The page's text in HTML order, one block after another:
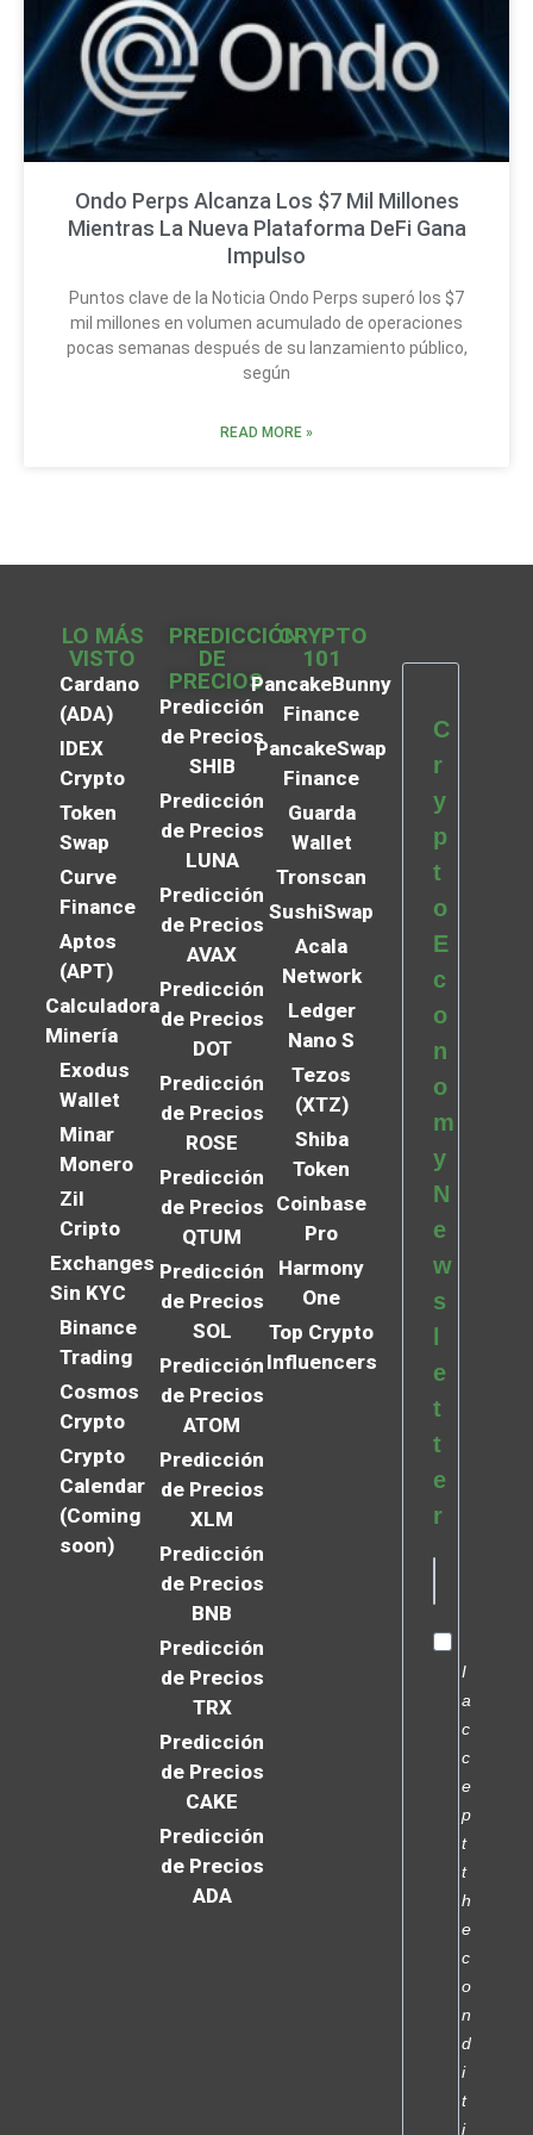
Ondo Perps Alcanza Los $7 Mil Millones
Mientras La Nueva Plataforma DeFi Gana
Impulso
Puntos clave de la Noticia Ondo Perps superó los $7
mil millones en volumen acumulado de operaciones
pocas semanas después de su lanzamiento público,
según
READ MORE »
LO MÁS
VISTO
Cardano
(ADA)
IDEX
Crypto
Token
Swap
Curve
Finance
Aptos
(APT)
Calculadora
Minería
Exodus
Wallet
Minar
Monero
Zil
Cripto
Exchanges
Sin KYC
Binance
Trading
Cosmos
Crypto
Crypto
Calendar
(Coming
soon)
PREDICCIÓN
DE
PRECIOS
Predicción
de Precios
SHIB
Predicción
de Precios
LUNA
Predicción
de Precios
AVAX
Predicción
de Precios
DOT
Predicción
de Precios
ROSE
Predicción
de Precios
QTUM
Predicción
de Precios
SOL
Predicción
de Precios
ATOM
Predicción
de Precios
XLM
Predicción
de Precios
BNB
Predicción
de Precios
TRX
Predicción
de Precios
CAKE
Predicción
de Precios
ADA
CRYPTO
101
PancakeBunny
Finance
PancakeSwap
Finance
Guarda
Wallet
Tronscan
SushiSwap
Acala
Network
Ledger
Nano S
Tezos
(XTZ)
Shiba
Token
Coinbase
Pro
Harmony
One
Top Crypto
Influencers
C
r
y
p
t
o
E
c
o
n
o
m
y
N
e
w
s
e
t
t
e
r
I
a
c
c
e
p
t
t
h
e
c
o
n
d
i
t
i